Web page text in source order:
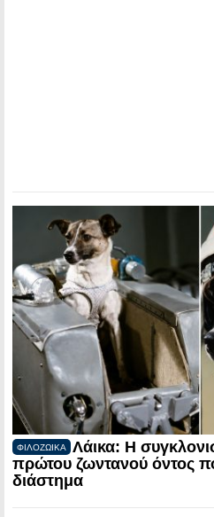
ΦΙΛΟΖΩΙΚΑ
Λάικα: Η
πρώτου ζωντανού όντος
διάστημα